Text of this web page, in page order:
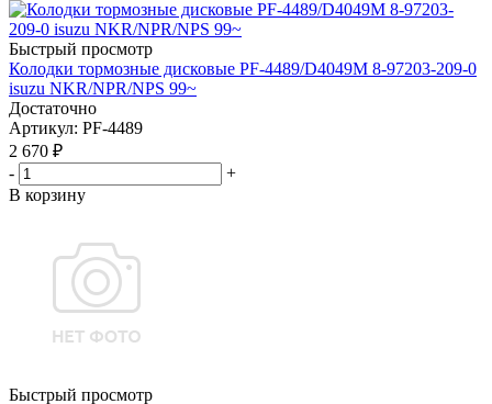
Быстрый просмотр
Колодки тормозные дисковые PF-4489/D4049M 8-97203-209-0
isuzu NKR/NPR/NPS 99~
Достаточно
Артикул: PF-4489
2 670 ₽
-
+
В корзину
Быстрый просмотр